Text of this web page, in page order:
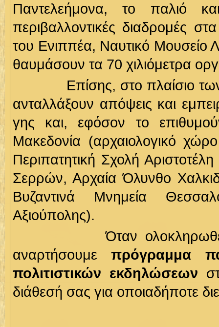
Παντελεήμονα, το παλιό
περιβαλλοντικές διαδρομές
του Ενιππέα, Ναυτικό Μουσείο
θαυμάσουν τα 70 χιλιόμετρα
Επίσης, στο πλαίσιο των
ανταλλάξουν απόψεις και
γης και, εφόσον το
Μακεδονία (αρχαιολογικό
Περιπατητική Σχολή
Σερρών, Αρχαία Όλυνθο
Βυζαντινά Μνημεία
Αξιούπολης).
Όταν ολοκληρωθεί η
αναρτήσουμεπρόγραμμα
πολιτιστικών εκδηλώσεων
διάθεσή σας για οποιαδήποτε